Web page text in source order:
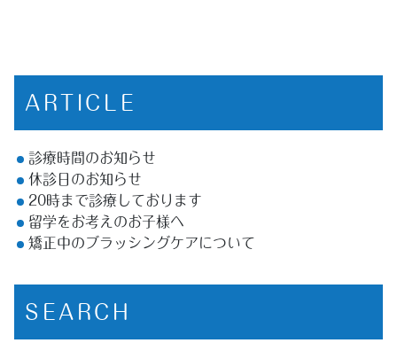
ARTICLE
診療時間のお知らせ
休診日のお知らせ
20時まで診療しております
留学をお考えのお子様へ
矯正中のブラッシングケアについて
SEARCH